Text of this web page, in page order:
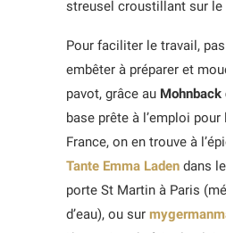
streusel croustillant sur le
Pour faciliter le travail,
embêter à préparer et
pavot, grâce au Mohnback
base prête à l’emploi
France, on en trouve à
Tante Emma Laden dans
porte St Martin à Paris
d’eau), ou sur